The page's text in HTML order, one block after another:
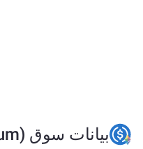
بيانات سوق USD Coin (Ethereum)